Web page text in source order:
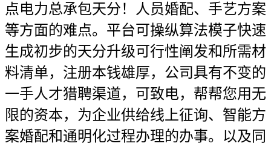
点电力总承包天分！人员婚配、手艺方案
等方面的难点。平台可操纵算法模子快速
生成初步的天分升级可行性阐发和所需材
料清单，注册本钱雄厚，公司具有不变的
一手人才猎聘渠道，可致电，帮帮您用无
限的资本，为企业供给线上征询、智能方
案婚配和通明化过程办理的办事。以及同